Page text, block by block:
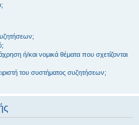
ή/και νομικά θέματα που σχετίζονται
του συστήματος συζητήσεων;